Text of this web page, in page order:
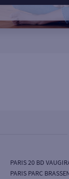
PARIS 20 BD
PARIS PARC